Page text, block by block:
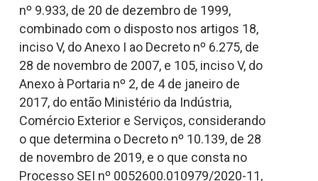
nº 9.933, de 20 de dezembro de 1999,
combinado com o disposto nos artigos 18,
inciso V, do Anexo I ao Decreto nº 6.275, de
28 de novembro de 2007, e 105, inciso V, do
Anexo à Portaria nº 2, de 4 de janeiro de
2017, do então Ministério da Indústria,
Comércio Exterior e Serviços, considerando
o que determina o Decreto nº 10.139, de 28
de novembro de 2019, e o que consta no
Processo SEI nº 0052600.010979/2020-11,